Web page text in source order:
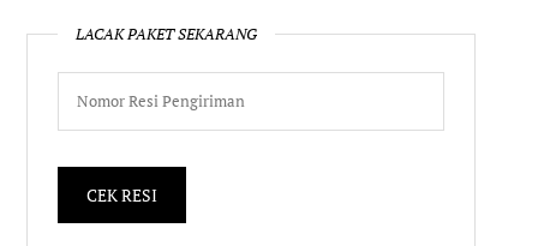
LACAK PAKET SEKARANG